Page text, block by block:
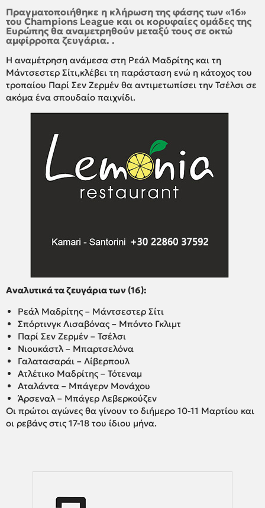
Πραγματοποιήθηκε η κλήρωση της φάσης των «16»
του Champions League και οι κορυφαίες ομάδες της
Ευρώπης θα αναμετρηθούν μεταξύ τους σε οκτώ
αμφίρροπα ζευγάρια. .
Η αναμέτρηση ανάμεσα στη Ρεάλ Μαδρίτης και τη
Μάντσεστερ Σίτι,κλέβει τη παράσταση ενώ η κάτοχος του
τροπαίου Παρί Σεν Ζερμέν θα αντιμετωπίσει την Τσέλσι σε
ακόμα ένα σπουδαίο παιχνίδι.
Αναλυτικά τα ζευγάρια των (16):
Ρεάλ Μαδρίτης – Μάντσεστερ Σίτι
Σπόρτινγκ Λισαβόνας – Μπόντο Γκλιμτ
Παρί Σεν Ζερμέν – Τσέλσι
Νιουκάστλ – Μπαρτσελόνα
Γαλατασαράι – Λίβερπουλ
Ατλέτικο Μαδρίτης – Τότεναμ
Αταλάντα – Μπάγερν Μονάχου
Άρσεναλ – Μπάγερ Λεβερκούζεν
Οι πρώτοι αγώνες θα γίνουν το διήμερο 10-11 Μαρτίου και
οι ρεβάνς στις 17-18 του ίδιου μήνα.